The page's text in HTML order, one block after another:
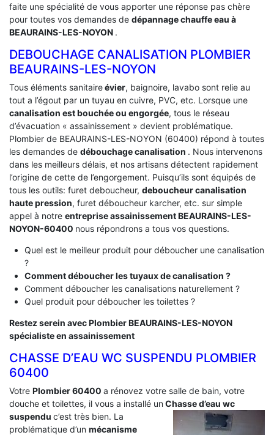
faite une spécialité de vous apporter une réponse pas chère
pour toutes vos demandes de dépannage chauffe eau à
BEAURAINS-LES-NOYON .
DEBOUCHAGE CANALISATION PLOMBIER
BEAURAINS-LES-NOYON
Tous éléments sanitaireévier, baignoire, lavabo sont relie au
tout a l’égout par un tuyau en cuivre, PVC, etc. Lorsque une
canalisation est bouchée ou engorgée, tous le réseau
d’évacuation « assainissement » devient problématique.
Plombier de BEAURAINS-LES-NOYON (60400) répond à toutes
les demandes de débouchage canalisation . Nous intervenons
dans les meilleurs délais, et nos artisans détectent rapidement
l’origine de cette de l’engorgement. Puisqu’ils sont équipés de
tous les outils: furet deboucheur, deboucheur canalisation
haute pression, furet déboucheur karcher, etc. sur simple
appel à notre entreprise assainissement BEAURAINS-LES-
NOYON-60400 nous répondrons a tous vos questions.
Quel est le meilleur produit pour déboucher une canalisation
?
Comment déboucher les tuyaux de canalisation ?
Comment déboucher les canalisations naturellement ?
Quel produit pour déboucher les toilettes ?
Restez serein avec Plombier BEAURAINS-LES-NOYON
spécialiste en assainissement
CHASSE D’EAU WC SUSPENDU PLOMBIER
60400
Votre Plombier 60400 a rénovez votre salle de bain, votre
douche et toilettes, il vous a installé unChasse d’eau wc
suspendu c’est très bien. La
problématique d’un mécanisme